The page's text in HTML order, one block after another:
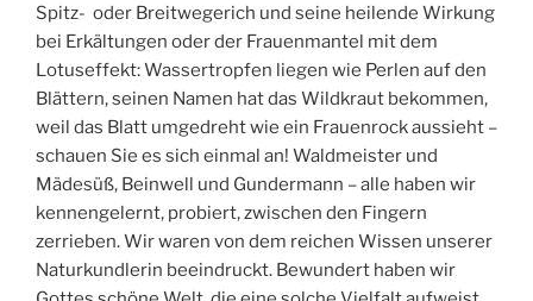
Spitz- oder Breitwegerich und seine heilende Wirkung
bei Erkältungen oder der Frauenmantel mit dem
Lotuseffekt: Wassertropfen liegen wie Perlen auf den
Blättern, seinen Namen hat das Wildkraut bekommen,
weil das Blatt umgedreht wie ein Frauenrock aussieht –
schauen Sie es sich einmal an! Waldmeister und
Mädesüß, Beinwell und Gundermann – alle haben wir
kennengelernt, probiert, zwischen den Fingern
zerrieben. Wir waren von dem reichen Wissen unserer
Naturkundlerin beeindruckt. Bewundert haben wir